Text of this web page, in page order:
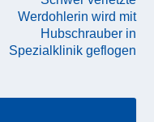
Werdohlerin wird mit
Hubschrauber in
Spezialklinik geflogen